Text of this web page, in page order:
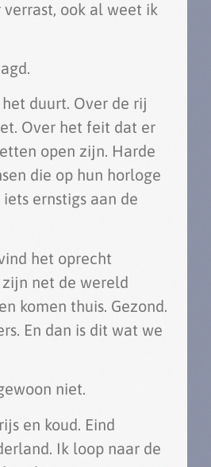
ook al weet ik
duurt. Over de rij
Over het feit dat er
open zijn. Harde
die op hun horloge
ernstigs aan de
het oprecht
net de wereld
komen thuis. Gezond.
En dan is dit wat we
niet.
en koud. Eind
Ik loop naar de